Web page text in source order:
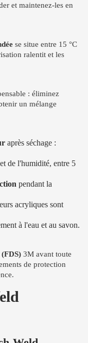
et maintenez-les en
se situe entre 15 °C
ralentit et les
: éliminez
un mélange
après séchage :
de l'humidité, entre 5
pendant la
acryliques sont
à l'eau et au savon.
(FDS) 3M avant toute
de protection